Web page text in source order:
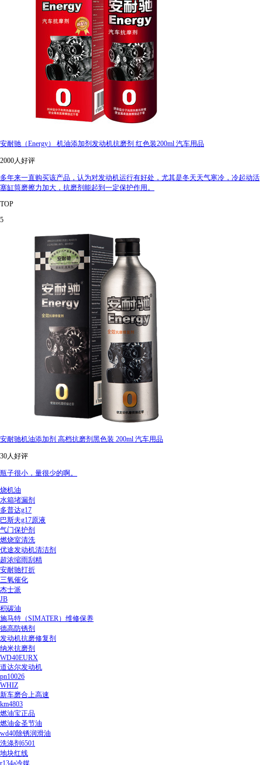
安耐驰（Energy） 机油添加剂发动机抗磨剂 红色装200ml 汽车用品
2000人好评
多年来一直购买该产品，认为对发动机运行有好处，尤其是冬天天气寒冷，冷起动活
塞缸筒磨擦力加大，抗磨剂能起到一定保护作用。
TOP
5
安耐驰机油添加剂 高档抗磨剂黑色装 200ml 汽车用品
30人好评
瓶子很小，量很少的啊。
烧机油
水箱堵漏剂
多普达g17
巴斯夫g17原液
气门保护剂
燃烧室清洗
优途发动机清洁剂
超浓缩雨刮精
安耐驰打折
三氧催化
杰士派
JB
积碳油
施马特（SIMATER）维修保养
德高防锈剂
发动机抗磨修复剂
纳米抗磨剂
WD40EURX
道达尔发动机
pn10026
WHIZ
新车磨合上高速
km4803
燃油宝正品
燃油金圣节油
wd40除锈润滑油
洗涤剂6501
地块红线
r134a冷媒